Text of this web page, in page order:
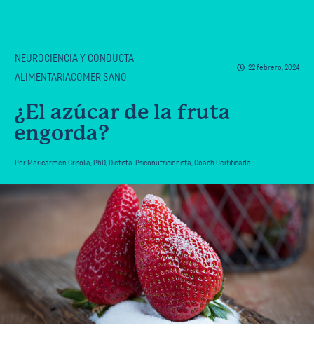
NEUROCIENCIA Y CONDUCTA
ALIMENTARIACOMER SANO
22 febrero, 2024
¿El azúcar de la fruta
engorda?
Por Maricarmen Grisolía, PhD, Dietista-Psiconutricionista, Coach Certificada